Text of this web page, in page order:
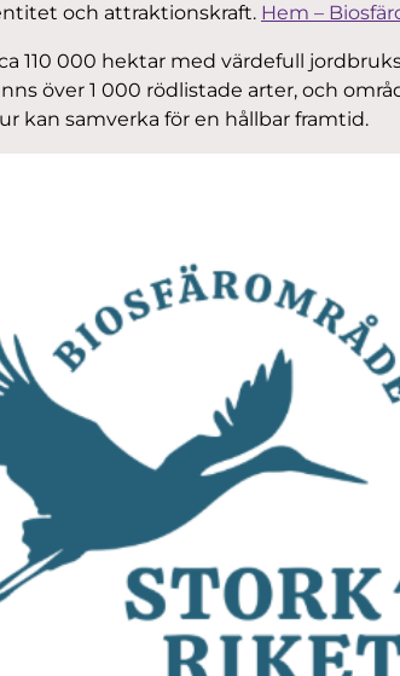
och attraktionskraft. Hem –
110 000 hektar med värdefull
över 1 000 rödlistade arter, och
kan samverka för en hållbar framtid.